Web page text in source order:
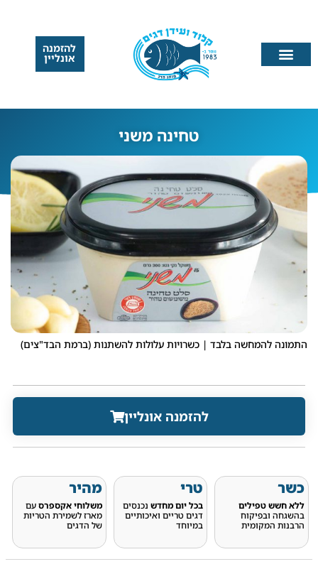
להזמנה
אונליין
טחינה משני
התמונה להמחשה בלבד | כשרויות עלולות להשתנות (ברמת הבד"צים)
להזמנה אונליין
כשר
ללא חשש טפילים
בהשגחה ובפיקוח
הרבנות המקומית
טרי
בכל יום מחדשנכנסים
דגים טריים ואיכותיים
במיוחד
מהיר
משלוחי אקספרסעם
מארז לשמירת הטריות
של הדגים